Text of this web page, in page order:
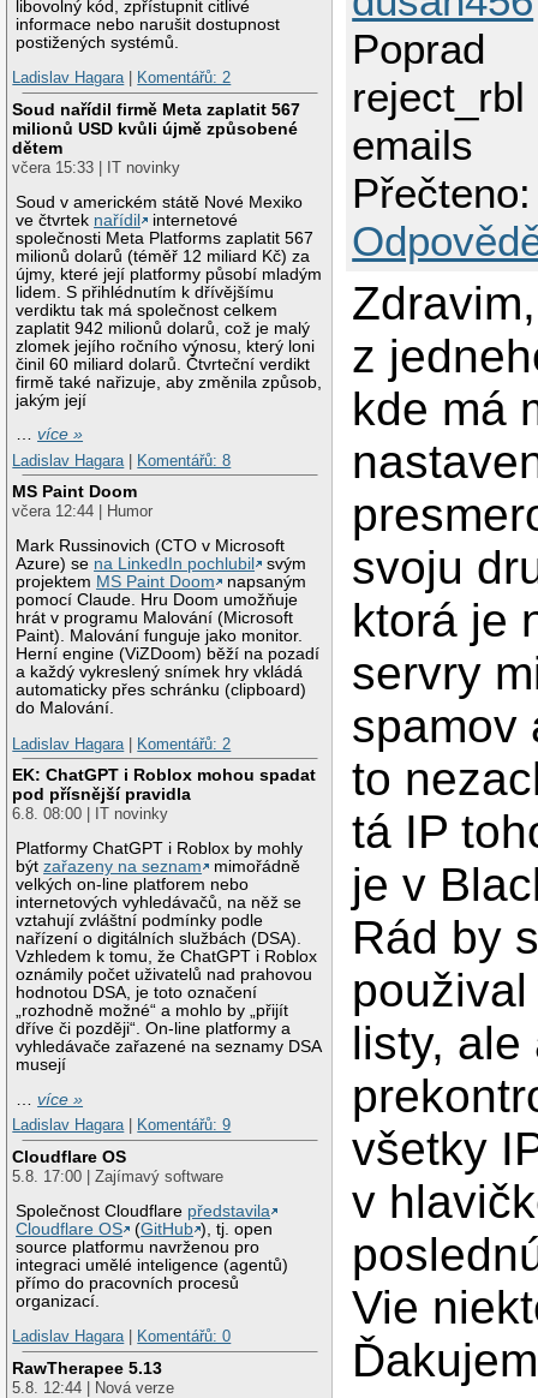
libovolný kód, zpřístupnit citlivé
informace nebo narušit dostupnost
postižených systémů.
Ladislav Hagara| Komentářů: 2
Soud nařídil firmě Meta zaplatit 567
milionů USD kvůli újmě způsobené
dětem
včera 15:33 | IT novinky
Soud v americkém státě Nové Mexiko
ve čtvrtek nařídil
internetové
společnosti Meta Platforms zaplatit 567
milionů dolarů (téměř 12 miliard Kč) za
újmy, které její platformy působí mladým
lidem. S přihlédnutím k dřívějšímu
verdiktu tak má společnost celkem
zaplatit 942 milionů dolarů, což je malý
zlomek jejího ročního výnosu, který loni
činil 60 miliard dolarů. Čtvrteční verdikt
firmě také nařizuje, aby změnila způsob,
jakým její
…více »
Ladislav Hagara
Komentářů: 8
MS Paint Doom
včera 12:44 | Humor
Mark Russinovich (CTO v Microsoft
Azure) se na LinkedIn pochlubil
svým
projektem MS Paint Doom
napsaným
pomocí Claude. Hru Doom umožňuje
hrát v programu Malování (Microsoft
Paint). Malování funguje jako monitor.
Herní engine (ViZDoom) běží na pozadí
a každý vykreslený snímek hry vkládá
automaticky přes schránku (clipboard)
do Malování.
Ladislav Hagara
Komentářů: 2
EK: ChatGPT i Roblox mohou spadat
pod přísnější pravidla
6.8. 08:00 | IT novinky
Platformy ChatGPT i Roblox by mohly
býtzařazeny na seznam
mimořádně
velkých on-line platforem nebo
internetových vyhledávačů, na něž se
vztahují zvláštní podmínky podle
nařízení o digitálních službách (DSA).
Vzhledem k tomu, že ChatGPT i Roblox
oznámily počet uživatelů nad prahovou
hodnotou DSA, je toto označení
„rozhodně možné“ a mohlo by „přijít
dříve či později“. On-line platformy a
vyhledávače zařazené na seznamy DSA
musejí
…více »
Ladislav Hagara| Komentářů: 9
Cloudflare OS
5.8. 17:00 | Zajímavý software
Společnost Cloudflare představila
Cloudflare OS
(GitHub ), tj. open
source platformu navrženou pro
integraci umělé inteligence (agentů)
přímo do pracovních procesů
organizací.
Ladislav Hagara| Komentářů: 0
RawTherapee 5.13
5.8. 12:44 | Nová verze
Poprad
emails
Zdravim,
z
kde má
svoju
ktorá je
servry
spamov
to
tá IP
je v
Rád by
listy, ale
všetky
v
Vie